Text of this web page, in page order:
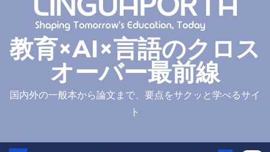
教育×AI×言語のクロス
オーバー最前線
国内外の一般本から論文まで、要点をサクッと学べるサイ
ト